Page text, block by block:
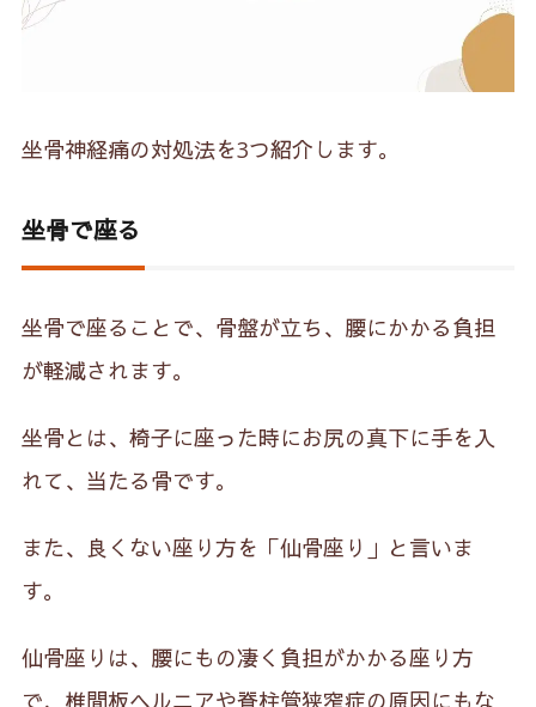
坐骨神経痛の対処法を3つ紹介します。
坐骨で座る
坐骨で座ることで、骨盤が立ち、腰にかかる負担
が軽減されます。
坐骨とは、椅子に座った時にお尻の真下に手を入
れて、当たる骨です。
また、良くない座り方を「仙骨座り」と言いま
す。
仙骨座りは、腰にもの凄く負担がかかる座り方